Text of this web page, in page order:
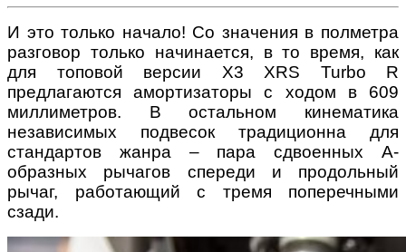
И это только начало! Со значения в полметра
разговор только начинается, в то время, как
для топовой версии X3 XRS Turbo R
предлагаются амортизаторы с ходом в 609
миллиметров. В остальном кинематика
независимых подвесок традиционна для
стандартов жанра – пара сдвоенных А-
образных рычагов спереди и продольный
рычаг, работающий с тремя поперечными
сзади.